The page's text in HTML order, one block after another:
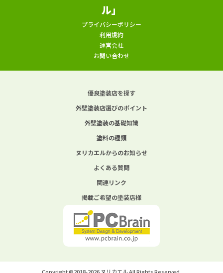
ル」
プライバシーポリシー
利用規約
運営会社
お問い合わせ
優良塗装店を探す
外壁塗装店選びのポイント
外壁塗装の基礎知識
塗料の種類
ヌリカエルからのお知らせ
よくある質問
関連リンク
掲載ご希望の塗装店様